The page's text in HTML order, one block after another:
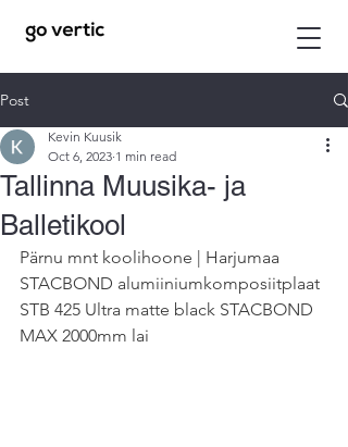
Post
Tallinna Muusika- ja
Balletikool
Kevin Kuusik
Oct 6, 2023 1 min read
Pärnu mnt koolihoone | Harjumaa
STACBOND alumiiniumkomposiitplaat
STB 425 Ultra matte black STACBOND
MAX 2000mm lai